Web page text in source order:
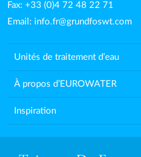
Fax: +33 (0)4 72 48 22 71
Email: info.fr@grundfoswt.com
Unités de traitement d’eau
À propos d’EUROWATER
Inspiration